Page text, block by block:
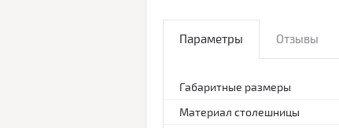
Параметры Отзывы
Габаритные размеры
Материал столешницы